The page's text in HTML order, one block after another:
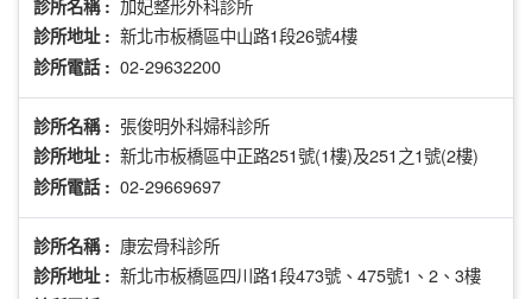
診所名稱 : 加妃整形外科診所
診所地址 : 新北市板橋區中山路1段26號4樓
診所電話 : 02-29632200
診所名稱 : 張俊明外科婦科診所
診所地址 : 新北市板橋區中正路251號(1樓)及251之1號(2樓)
診所電話 : 02-29669697
診所名稱 : 康宏骨科診所
診所地址 : 新北市板橋區四川路1段473號、475號1、2、3樓